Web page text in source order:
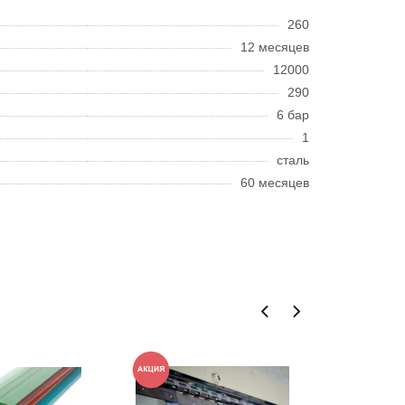
260
12 месяцев
12000
290
6 бар
1
сталь
60 месяцев